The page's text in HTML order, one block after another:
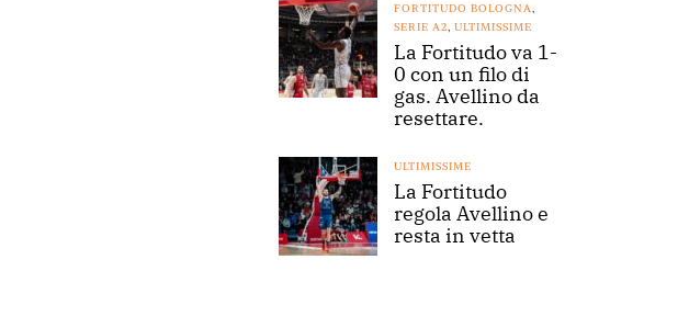
FORTITUDO BOLOGNA,
SERIE A2, ULTIMISSIME
La Fortitudo va 1-
0 con un filo di
gas. Avellino da
resettare.
ULTIMISSIME
La Fortitudo
regola Avellino e
resta in vetta